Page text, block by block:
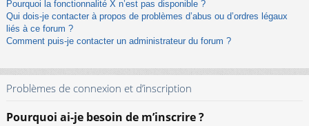
Pourquoi la fonctionnalité X n’est pas disponible ?
Qui dois-je contacter à propos de problèmes d’abus ou d’ordres légaux
liés à ce forum ?
Comment puis-je contacter un administrateur du forum ?
Problèmes de connexion et d’inscription
Pourquoi ai-je besoin de m’inscrire ?